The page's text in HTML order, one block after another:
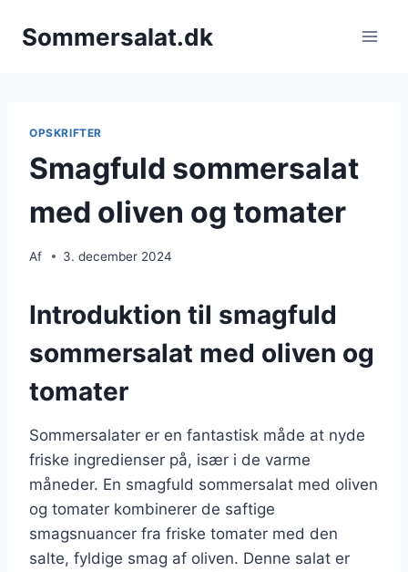
Sommersalat.dk
OPSKRIFTER
Smagfuld sommersalat
med oliven og tomater
Af 3. december 2024
Introduktion til smagfuld
sommersalat med oliven og
tomater
Sommersalater er en fantastisk måde at nyde
friske ingredienser på, især i de varme
måneder. En smagfuld sommersalat med oliven
og tomater kombinerer de saftige
smagsnuancer fra friske tomater med den
salte, fyldige smag af oliven. Denne salat er